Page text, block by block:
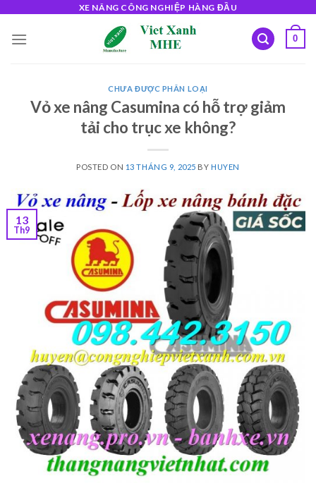
content
XE NÂNG CÔNG NGHIỆP HÀNG ĐẦU
0
CHƯA ĐƯỢC PHÂN LOẠI
Vỏ xe nâng Casumina có hỗ trợ giảm
tải cho trục xe không?
POSTED ON 13 THÁNG 9, 2025 BY HUYEN
13
Th9